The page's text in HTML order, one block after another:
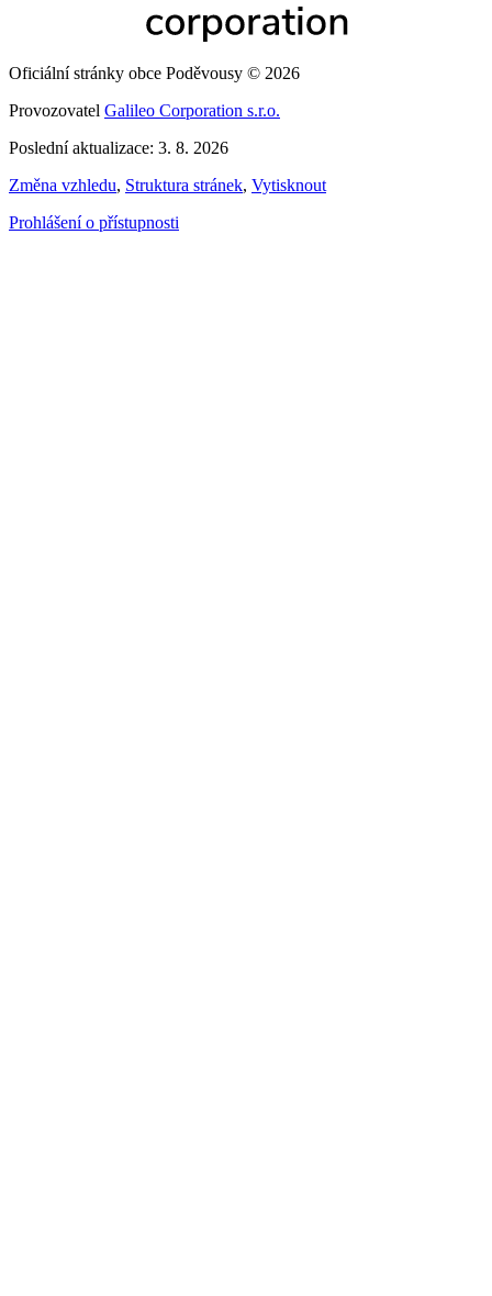
Oficiální stránky obce Poděvousy © 2026
Provozovatel Galileo Corporation s.r.o.
Poslední aktualizace: 3. 8. 2026
Změna vzhledu, Struktura stránek, Vytisknout
Prohlášení o přístupnosti